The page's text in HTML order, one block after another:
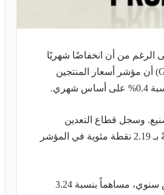
الصناعية في جورجيا نموها السنوي في فبراير 2026، على الرغم من أن انخفاضًا شهريًا
طفيفًا يشير إلى تباطؤ مؤقت. وأفاد المكتب الوطني للإحصاء في جورجيا (Geostat) أن مؤشر أسعار المنتجين
وسجل قطاع التعدين
واستخراج المحاجر أعلى معدل نمو، حيث ارتفعت الأسعار بنسبة 34.2%، مساهمةً بـ 2.19 نقطة مئوية في المؤشر
لعب قطاع التصنيع دوراً هاماً أيضاً، حيث ارتفعت الأسعار بنسبة 4.1% على أساس سنوي، مساهماً بنسبة 3.24